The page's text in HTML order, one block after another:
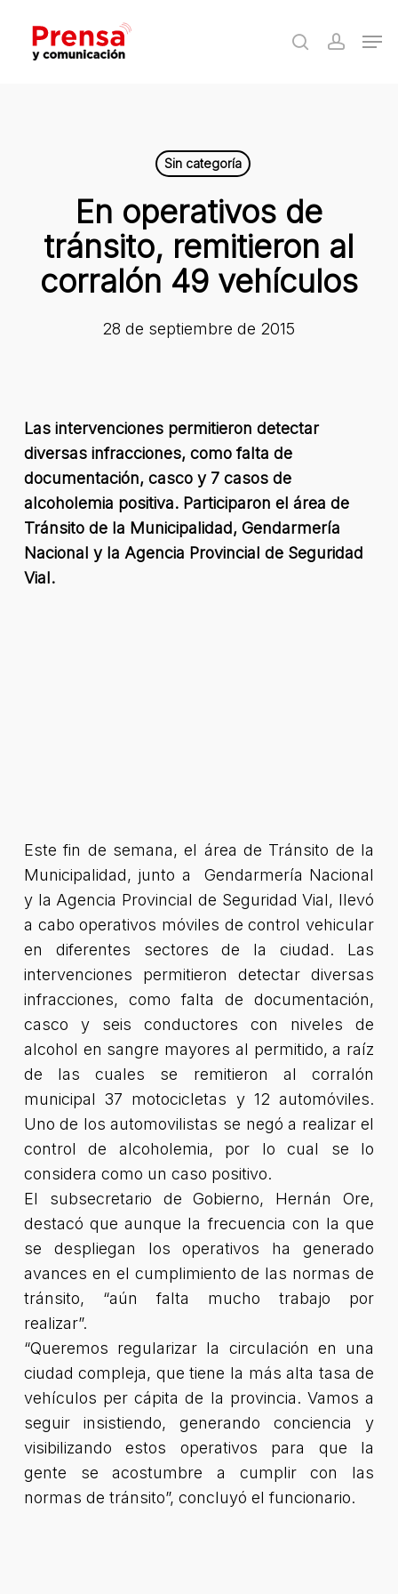
main
search
Sin categoría
En operativos de
tránsito, remitieron al
corralón 49 vehículos
28 de septiembre de 2015
Las intervenciones permitieron detectar
diversas infracciones, como falta de
documentación, casco y 7 casos de
alcoholemia positiva. Participaron el área de
Tránsito de la Municipalidad, Gendarmería
Nacional y la Agencia Provincial de Seguridad
Vial.
Este fin de semana, el área de Tránsito de la
Municipalidad, junto a Gendarmería Nacional
y la Agencia Provincial de Seguridad Vial, llevó
a cabo operativos móviles de control vehicular
en diferentes sectores de la ciudad. Las
intervenciones permitieron detectar diversas
infracciones, como falta de documentación,
casco y seis conductores con niveles de
alcohol en sangre mayores al permitido, a raíz
de las cuales se remitieron al corralón
municipal 37 motocicletas y 12 automóviles.
Uno de los automovilistas se negó a realizar el
control de alcoholemia, por lo cual se lo
considera como un caso positivo.
El subsecretario de Gobierno, Hernán Ore,
destacó que aunque la frecuencia con la que
se despliegan los operativos ha generado
avances en el cumplimiento de las normas de
tránsito, “aún falta mucho trabajo por
realizar”.
“Queremos regularizar la circulación en una
ciudad compleja, que tiene la más alta tasa de
vehículos per cápita de la provincia. Vamos a
seguir insistiendo, generando conciencia y
visibilizando estos operativos para que la
gente se acostumbre a cumplir con las
normas de tránsito”, concluyó el funcionario.